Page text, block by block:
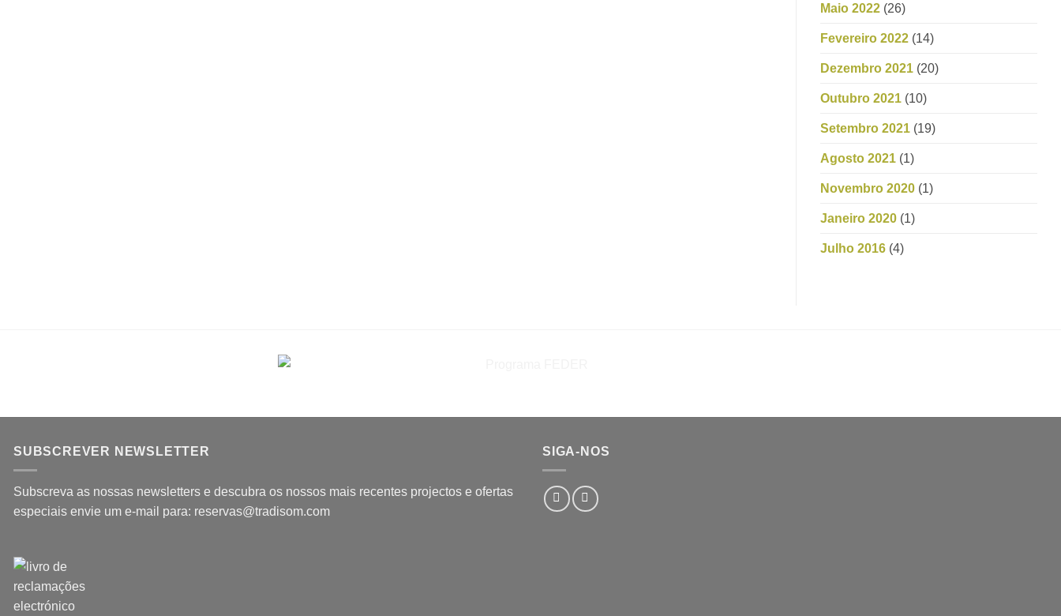
Maio 2022 (26)
Fevereiro 2022 (14)
Dezembro 2021 (20)
Outubro 2021 (10)
Setembro 2021 (19)
Agosto 2021 (1)
Novembro 2020 (1)
Janeiro 2020 (1)
Julho 2016 (4)
SUBSCREVER NEWSLETTER
Subscreva as nossas newsletters e descubra os nossos mais recentes projectos e ofertas
especiais envie um e-mail para: reservas@tradisom.com
SIGA-NOS